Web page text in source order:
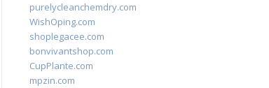
purelycleanchemdry.com
WishOping.com
shoplegacee.com
bonvivantshop.com
CupPlante.com
mpzin.com